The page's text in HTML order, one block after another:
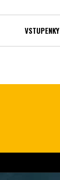
VSTUPENKY